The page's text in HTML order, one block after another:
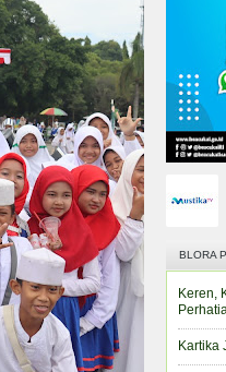
BLORA
Keren,
Kartika